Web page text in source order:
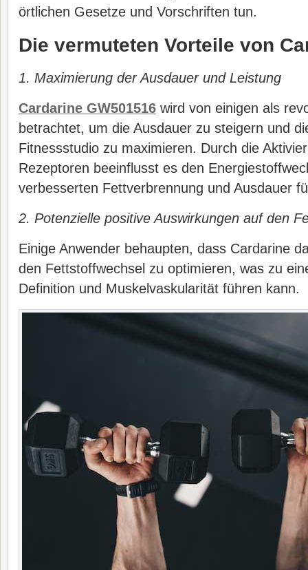
örtlichen Gesetze und Vorschriften tun.
Die vermuteten Vorteile von
1. Maximierung der Ausdauer und Leistung
Cardarine GW501516 wird von einigen als
betrachtet, um die Ausdauer zu steigern und
Fitnessstudio zu maximieren. Durch die
Rezeptoren beeinflusst es den
verbesserten Fettverbrennung und Ausdauer
2. Potenzielle positive Auswirkungen auf den
Einige Anwender behaupten, dass Cardarine
den Fettstoffwechsel zu optimieren, was zu
Definition und Muskelvaskularität führen kann.